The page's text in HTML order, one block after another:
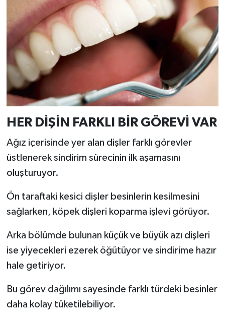
HER DİŞİN FARKLI BİR GÖREVİ VAR
Ağız içerisinde yer alan dişler farklı görevler
üstlenerek sindirim sürecinin ilk aşamasını
oluşturuyor.
Ön taraftaki kesici dişler besinlerin kesilmesini
sağlarken, köpek dişleri koparma işlevi görüyor.
Arka bölümde bulunan küçük ve büyük azı dişleri
ise yiyecekleri ezerek öğütüyor ve sindirime hazır
hale getiriyor.
Bu görev dağılımı sayesinde farklı türdeki besinler
daha kolay tüketilebiliyor.
Pazarlar
Politika
Resmi İlan
Rüya Tabirleri
Sağlık
Şaphane
Siyaset
Spor
Teknoloji
Türkiye